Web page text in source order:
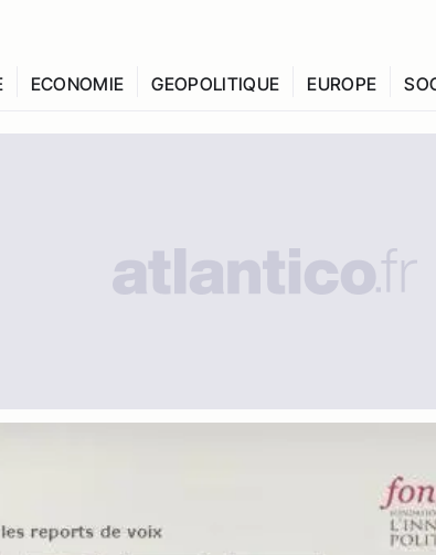
ECONOMIE GEOPOLITIQUE EUROPE